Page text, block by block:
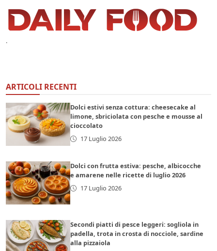
.
ARTICOLI RECENTI
Dolci estivi senza cottura: cheesecake al
limone, sbriciolata con pesche e mousse al
cioccolato
17 Luglio 2026
Dolci con frutta estiva: pesche, albicocche
e amarene nelle ricette di luglio 2026
17 Luglio 2026
Secondi piatti di pesce leggeri: sogliola in
padella, trota in crosta di nocciole, sardine
alla pizzaiola